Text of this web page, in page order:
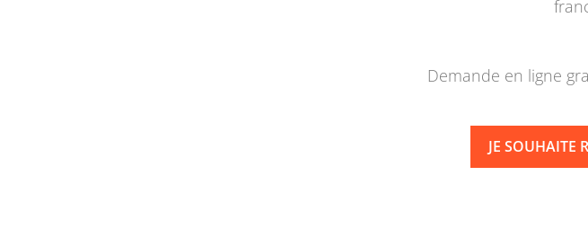
Demande en ligne
JE SOUHAITE